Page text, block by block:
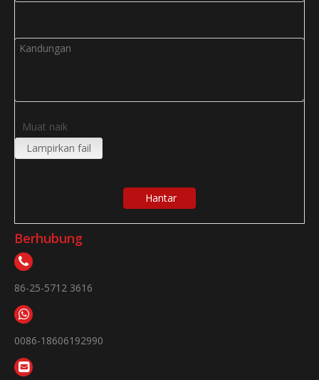
Muat naik
Lampirkan fail
Hantar
Berhubung
86-25-5712 3616
0086-18606192990